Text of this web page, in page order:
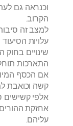
וכנראה גם
הקרוב.
למצב זה
עלויות
שינויים
התארכות
אם הכסף
קשה וכואבת
אלפי קשישים
אחזקת
עליהם.